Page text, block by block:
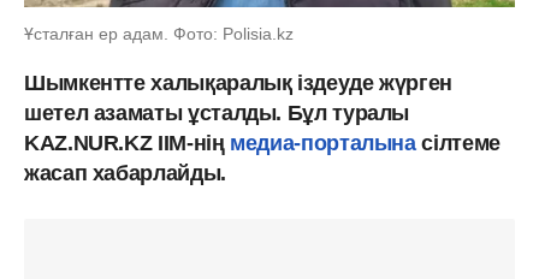
Ұсталған ер адам. Фото: Polisia.kz
Шымкентте халықаралық іздеуде жүрген
шетел азаматы ұсталды. Бұл туралы
KAZ.NUR.KZ ІІМ-нің медиа-порталынасілтеме
жасап хабарлайды.